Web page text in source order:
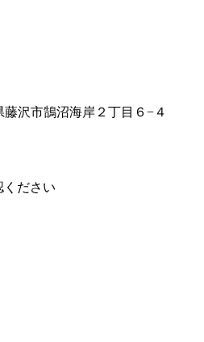
藤沢市鵠沼海岸２丁目６−４
ください